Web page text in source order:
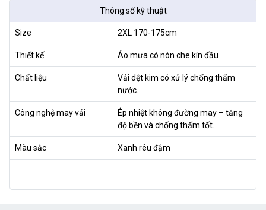
Thông số kỹ thuật
Size 2XL 170-175cm
Thiết kế Áo mưa có nón che kín đầu
Chất liệu
Vải dệt kim có xử lý chống thấm
nước.
Công nghệ may vải
Ép nhiệt không đường may – tăng
độ bền và chống thấm tốt.
Màu sắc Xanh rêu đậm